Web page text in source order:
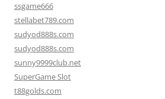
ssgame666
stellabet789.com
sudyod888s.com
sudyod888s.com
sunny9999club.net
SuperGame Slot
t88golds.com